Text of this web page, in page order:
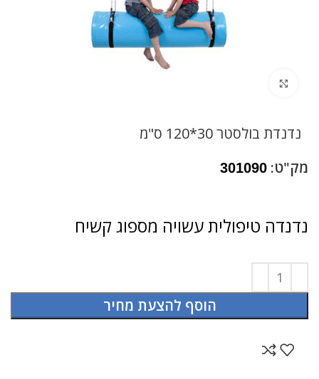
נדנדת בולסטר 30*120 ס"מ
מק"ט: 301090
נדנדה טיפולית עשויה מספוג קשיח
הוסף להצעת מחיר